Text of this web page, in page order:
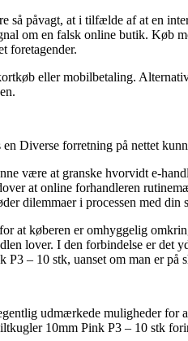
så påvagt, at i tilfælde af at en
om en falsk online butik. Køb
foretagender.
eller mobilbetaling.
Diverse forretning på nettet
være at granske hvorvidt e-
at online forhandleren
dilemmaer i processen med din
at køberen er omhyggelig
lover. I den forbindelse er det
P3 – 10 stk, uanset om man er på
udmærkede muligheder for
10mm Pink P3 – 10 stk